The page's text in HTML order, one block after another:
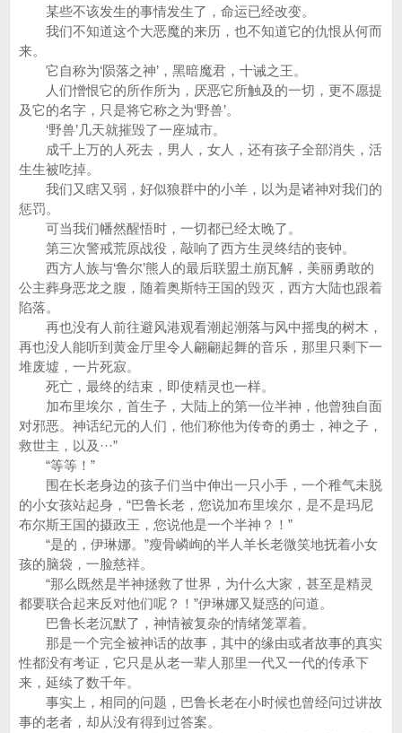
某些不该发生的事情发生了，命运已经改变。
我们不知道这个大恶魔的来历，也不知道它的仇恨从何而
来。
它自称为‘陨落之神’，黑暗魔君，十诫之王。
人们憎恨它的所作所为，厌恶它所触及的一切，更不愿提
及它的名字，只是将它称之为‘野兽’。
‘野兽’几天就摧毁了一座城市。
成千上万的人死去，男人，女人，还有孩子全部消失，活
生生被吃掉。
我们又瞎又弱，好似狼群中的小羊，以为是诸神对我们的
惩罚。
可当我们幡然醒悟时，一切都已经太晚了。
第三次警戒荒原战役，敲响了西方生灵终结的丧钟。
西方人族与‘鲁尔’熊人的最后联盟土崩瓦解，美丽勇敢的
公主葬身恶龙之腹，随着奥斯特王国的毁灭，西方大陆也跟着
陷落。
再也没有人前往避风港观看潮起潮落与风中摇曳的树木，
再也没人能听到黄金厅里令人翩翩起舞的音乐，那里只剩下一
堆废墟，一片死寂。
死亡，最终的结束，即使精灵也一样。
加布里埃尔，首生子，大陆上的第一位半神，他曾独自面
对邪恶。神话纪元的人们，他们称他为传奇的勇士，神之子，
救世主，以及···”
“等等！”
围在长老身边的孩子们当中伸出一只小手，一个稚气未脱
的小女孩站起身，“巴鲁长老，您说加布里埃尔，是不是玛尼
布尔斯王国的摄政王，您说他是一个半神？！”
“是的，伊琳娜。”瘦骨嶙峋的半人羊长老微笑地抚着小女
孩的脑袋，一脸慈祥。
“那么既然是半神拯救了世界，为什么大家，甚至是精灵
都要联合起来反对他们呢？！”伊琳娜又疑惑的问道。
巴鲁长老沉默了，神情被复杂的情绪笼罩着。
那是一个完全被神话的故事，其中的缘由或者故事的真实
性都没有考证，它只是从老一辈人那里一代又一代的传承下
来，延续了数千年。
事实上，相同的问题，巴鲁长老在小时候也曾经问过讲故
事的老者，却从没有得到过答案。